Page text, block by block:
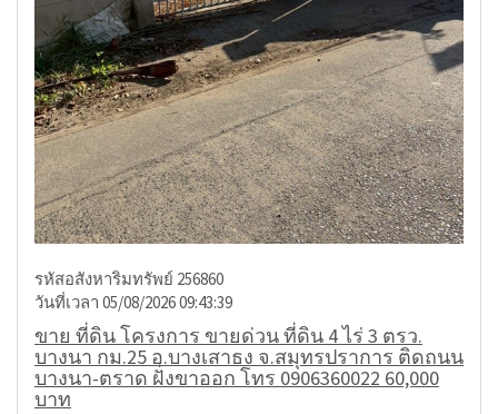
รหัสอสังหาริมทรัพย์ 256860
วันที่เวลา 05/08/2026 09:43:39
ขาย ที่ดิน โครงการ ขายด่วน ที่ดิน 4 ไร่ 3 ตรว.
บางนา กม.25 อ.บางเสาธง จ.สมุทรปราการ ติดถนน
บางนา-ตราด ฝั่งขาออก โทร 0906360022 60,000
บาท